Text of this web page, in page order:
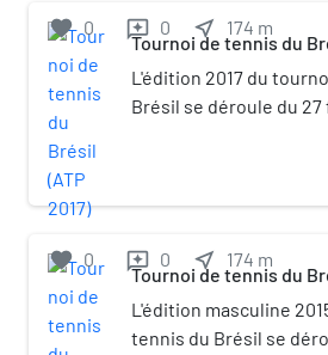
double.
favorite 0 reviews 0 near_me 174 m
Tournoi de tennis du
L'édition 2017 du
Brésil se déroule du 27
Dutra Silva et André Sá
favorite 0 reviews 0 near_me 174 m
Tournoi de tennis du
L'édition masculine
tennis du Brésil se